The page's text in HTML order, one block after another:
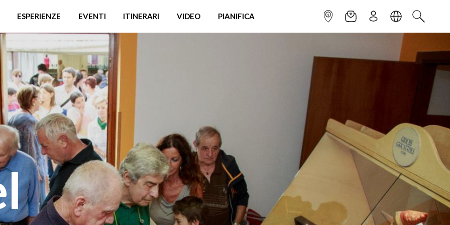
ESPERIENZE EVENTI ITINERARI VIDEO PIANIFICA INFOPOINTNEWSLETTER
ISCRIVITILINGUACERCA